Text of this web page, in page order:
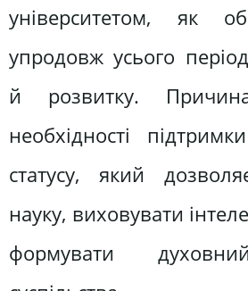
університетом, як
упродовж усього
й розвитку.
необхідності
статусу, який
науку, виховувати
формувати